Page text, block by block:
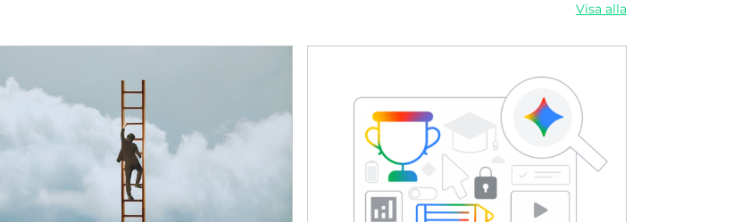
Visa alla